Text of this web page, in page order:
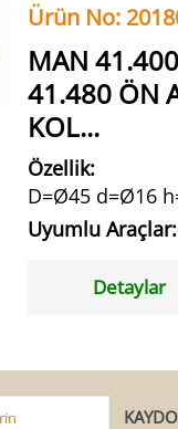
Ürün No:
MAN
41.480 ÖN
KOL...
Özellik:
D=Ø45 d=Ø16
Uyumlu Araçlar:
Detaylar